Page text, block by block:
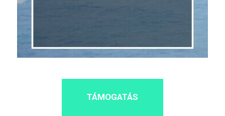
TÁMOGATÁS